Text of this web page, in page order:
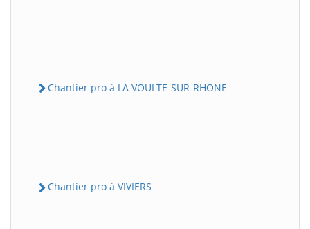
Chantier pro à LA VOULTE-SUR-RHONE
Chantier pro à VIVIERS